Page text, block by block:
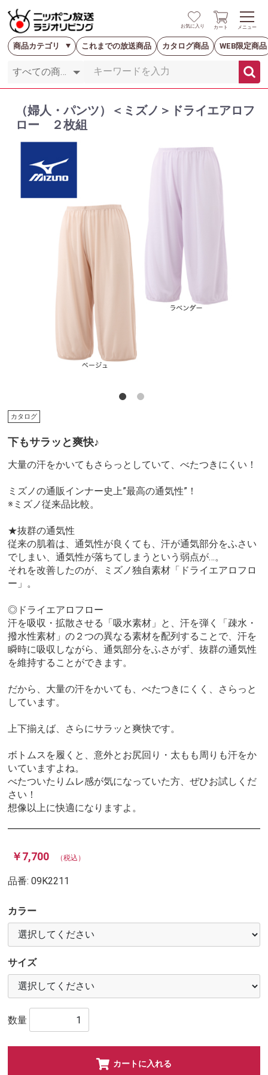
お気に入り カート メニュー
商品カテゴリ これまでの放送商品 カタログ商品 WEB限定商品
（婦人・パンツ）＜ミズノ＞ドライエアロフ
ロー ２枚組
カタログ
下もサラッと爽快♪
大量の汗をかいてもさらっとしていて、べたつきにくい！
ミズノの通販インナー史上”最高の通気性”！
※ミズノ従来品比較。
★抜群の通気性
従来の肌着は、通気性が良くても、汗が通気部分をふさい
でしまい、通気性が落ちてしまうという弱点が…。
それを改善したのが、ミズノ独自素材「ドライエアロフロ
ー」。
◎ドライエアロフロー
汗を吸収・拡散させる「吸水素材」と、汗を弾く「疎水・
撥水性素材」の２つの異なる素材を配列することで、汗を
瞬時に吸収しながら、通気部分をふさがず、抜群の通気性
を維持することができます。
だから、大量の汗をかいても、べたつきにくく、さらっと
しています。
上下揃えば、さらにサラッと爽快です。
ボトムスを履くと、意外とお尻回り・太もも周りも汗をか
いていますよね。
べたついたりムレ感が気になっていた方、ぜひお試しくだ
さい！
想像以上に快適になりますよ。
￥7,700 （税込）
品番:09K2211
カラー
サイズ
数量
カートに入れる